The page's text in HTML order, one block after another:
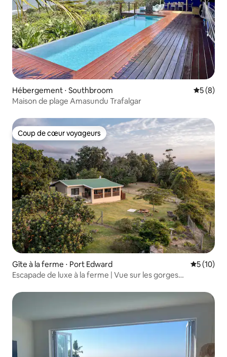
Hébergement ⋅ Southbroom
5 (8)
Maison de plage Amasundu Trafalgar
Coup de cœur voyageurs
Coup de cœur voyageurs
Gîte à la ferme ⋅ Port Edward
5 (10)
Escapade de luxe à la ferme | Vue sur les gorges